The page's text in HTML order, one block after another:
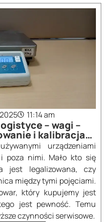
11:14 am
– wagi –
i kalibracja…
urządzeniami
poza nimi. Mało kto się
jest legalizowana, czy
między tymi pojęciami.
który kupujemy jest
jest pewność. Temu
czynności serwisowe.